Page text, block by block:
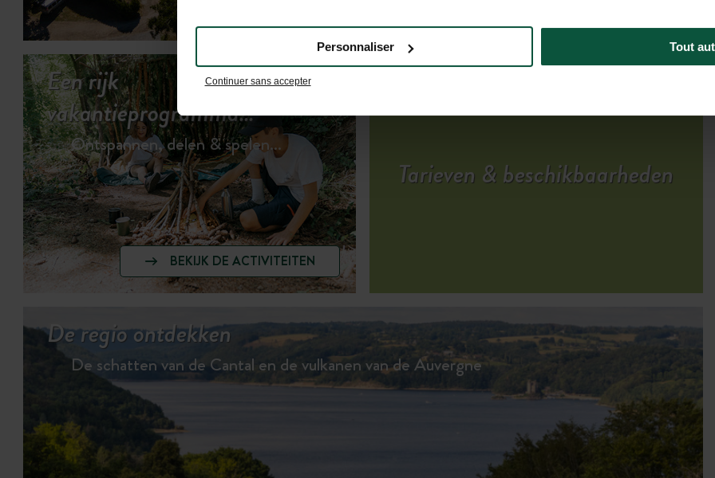
Continuer sans accepter
Personnaliser Tout
Een rijk
vakantieprogramma…
Ontspannen, delen & spelen…
BEKIJK DE ACTIVITEITEN
Tarieven & beschikbaarheden
De regio ontdekken
De schatten van de Cantal en de vulkanen van de Auvergne